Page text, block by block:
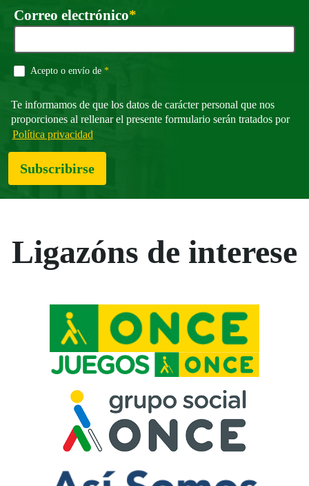
Correo electrónico*
Acepto o envío de *Requirido
Te informamos de que los datos de carácter personal que nos
proporciones al rellenar el presente formulario serán tratados por
Política privacidad
Subscribirse
Ligazóns de interese